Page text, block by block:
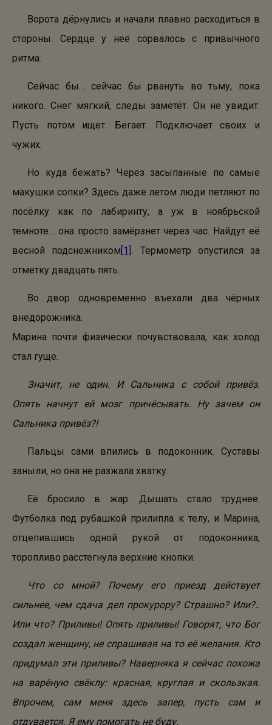
Ворота дёрнулись и начали плавно расходиться в
стороны. Сердце у неё сорвалось с привычного
ритма.
Сейчас бы… сейчас бы рвануть во тьму, пока
никого. Снег мягкий, следы заметёт. Он не увидит.
Пусть потом ищет. Бегает. Подключает своих и
чужих.
Но куда бежать? Через засыпанные по самые
макушки сопки? Здесь даже летом люди петляют по
посёлку как по лабиринту, а уж в ноябрьской
темноте… она просто замёрзнет через час. Найдут её
весной подснежником [1] . Термометр опустился за
отметку двадцать пять.
Во двор одновременно въехали два чёрных
внедорожника.
Марина почти физически почувствовала, как холод
стал гуще.
Значит, не один. И Сальника с собой привёз.
Опять начнут ей мозг причёсывать. Ну зачем он
Сальника привёз?!
Пальцы сами впились в подоконник. Суставы
заныли, но она не разжала хватку.
Её бросило в жар. Дышать стало труднее.
Футболка под рубашкой прилипла к телу, и Марина,
отцепившись одной рукой от подоконника,
торопливо расстегнула верхние кнопки.
Что со мной? Почему его приезд действует
сильнее, чем сдача дел прокурору? Страшно? Или?..
Или что? Приливы! Опять приливы! Говорят, что Бог
создал женщину, не спрашивая на то её желания. Кто
придумал эти приливы? Наверняка я сейчас похожа
на варёную свёклу: красная, круглая и скользкая.
Впрочем, сам меня здесь запер, пусть сам и
отдувается. Я ему помогать не буду.